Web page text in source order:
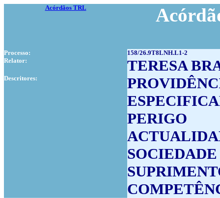
Acórdãos TRL
Processo:
158/26.9T8LNH.L1-2
Relator:
TERESA
Descritores:
PERIGO
SOCIEDADE